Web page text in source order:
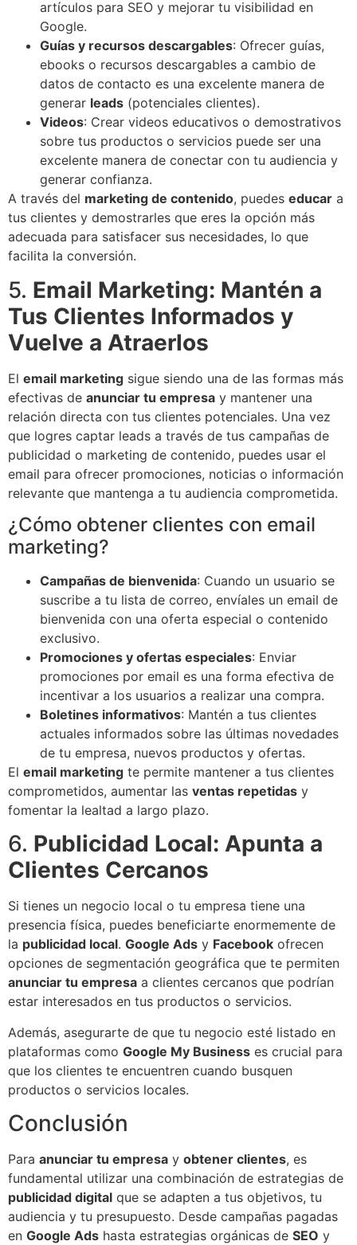
artículos para SEO y mejorar tu visibilidad en
Google.
Guías y recursos descargables: Ofrecer guías,
ebooks o recursos descargables a cambio de
datos de contacto es una excelente manera de
generar leads (potenciales clientes).
Videos: Crear videos educativos o demostrativos
sobre tus productos o servicios puede ser una
excelente manera de conectar con tu audiencia y
generar confianza.
A través del marketing de contenido, puedes educar a
tus clientes y demostrarles que eres la opción más
adecuada para satisfacer sus necesidades, lo que
facilita la conversión.
5. Email Marketing: Mantén a
Tus Clientes Informados y
Vuelve a Atraerlos
El email marketing sigue siendo una de las formas más
efectivas de anunciar tu empresa y mantener una
relación directa con tus clientes potenciales. Una vez
que logres captar leads a través de tus campañas de
publicidad o marketing de contenido, puedes usar el
email para ofrecer promociones, noticias o información
relevante que mantenga a tu audiencia comprometida.
¿Cómo obtener clientes con email
marketing?
Campañas de bienvenida: Cuando un usuario se
suscribe a tu lista de correo, envíales un email de
bienvenida con una oferta especial o contenido
exclusivo.
Promociones y ofertas especiales: Enviar
promociones por email es una forma efectiva de
incentivar a los usuarios a realizar una compra.
Boletines informativos: Mantén a tus clientes
actuales informados sobre las últimas novedades
de tu empresa, nuevos productos y ofertas.
El email marketing te permite mantener a tus clientes
comprometidos, aumentar las ventas repetidas y
fomentar la lealtad a largo plazo.
6. Publicidad Local: Apunta a
Clientes Cercanos
Si tienes un negocio local o tu empresa tiene una
presencia física, puedes beneficiarte enormemente de
la publicidad local. Google Ads y Facebook ofrecen
opciones de segmentación geográfica que te permiten
anunciar tu empresa a clientes cercanos que podrían
estar interesados en tus productos o servicios.
Además, asegurarte de que tu negocio esté listado en
plataformas como Google My Business es crucial para
que los clientes te encuentren cuando busquen
productos o servicios locales.
Conclusión
Para anunciar tu empresa y obtener clientes, es
fundamental utilizar una combinación de estrategias de
publicidad digital que se adapten a tus objetivos, tu
audiencia y tu presupuesto. Desde campañas pagadas
en Google Ads hasta estrategias orgánicas de SEO y